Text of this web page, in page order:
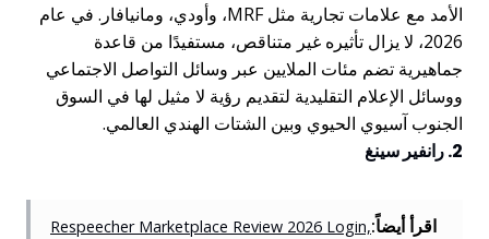
الأمد مع علامات تجارية مثل MRF، وأودي، ومانيافار. في عام
2026، لا يزال تأثيره غير متناقص، مستفيدًا من قاعدة
جماهيرية تضم مئات الملايين عبر وسائل التواصل الاجتماعي
ووسائل الإعلام التقليدية لتقديم رؤية لا مثيل لها في السوق
الجنوب آسيوي الحيوي وبين الشتات الهندي العالمي.
2. رانفير سينغ
اقرأ أيضاً:Respeecher Marketplace Review 2026 Login,